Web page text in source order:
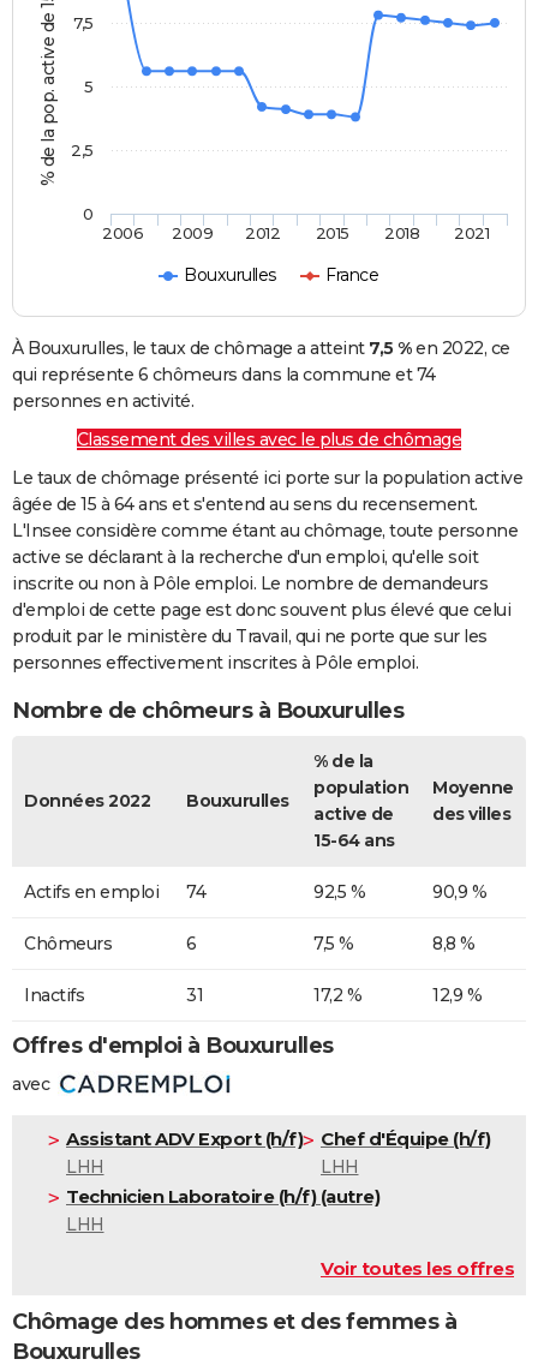
% de la pop. active de 15 - 64 ans
Bouxurulles France
2006 2009 2012 2015 2018 2021
0
2,5
5
7,5
À Bouxurulles, le taux de chômage a atteint 7,5 %en 2022, ce
qui représente 6 chômeurs dans la commune et 74
personnes en activité.
Classement des villes avec le plus de chômage
Le taux de chômage présenté ici porte sur la population active
âgée de 15 à 64 ans et s'entend au sens du recensement.
L'Insee considère comme étant au chômage, toute personne
active se déclarant à la recherche d'un emploi, qu'elle soit
inscrite ou non à Pôle emploi. Le nombre de demandeurs
d'emploi de cette page est donc souvent plus élevé que celui
produit par le ministère du Travail, qui ne porte que sur les
personnes effectivement inscrites à Pôle emploi.
Nombre de chômeurs à Bouxurulles
Données 2022 Bouxurulles
% de la
population
active de
15-64 ans
Moyenne
des villes
Actifs en emploi 74 92,5 % 90,9 %
Chômeurs 6 7,5 % 8,8 %
Inactifs 31 17,2 % 12,9 %
Offres d'emploi à Bouxurulles
avec
Assistant ADV Export (h/f)
LHH
Chef d'Équipe (h/f)
LHH
Technicien Laboratoire (h/f) (autre)
LHH
Voir toutes les offres
Chômage des hommes et des femmes à
Bouxurulles